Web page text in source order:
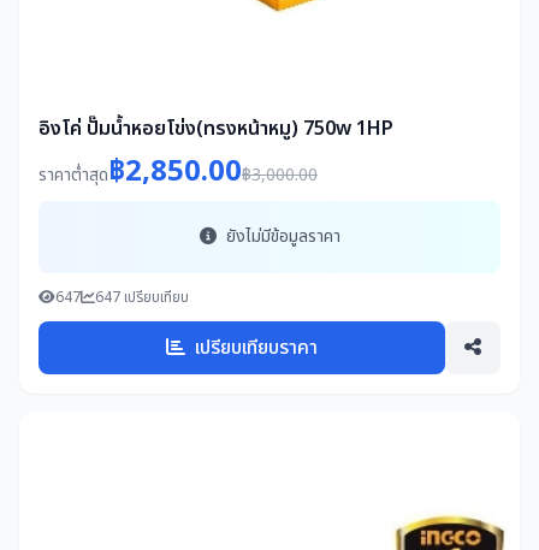
อิงโค่ ปั๊มน้ำหอยโข่ง(ทรงหน้าหมู) 750w 1HP
ราคาต่ำสุด฿2,850.00฿3,000.00
ยังไม่มีข้อมูลราคา
647 647 เปรียบเทียบ
เปรียบเทียบราคา